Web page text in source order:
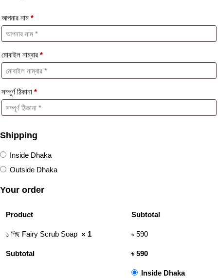
আপনার নাম *
মোবাইল নাম্বার *
সম্পূর্ণ ঠিকানা *
Shipping
Inside Dhaka
Outside Dhaka
Your order
Product Subtotal
১ পিছ Fairy Scrub Soap × 1 ৳ 590
Subtotal ৳ 590
Inside Dhaka